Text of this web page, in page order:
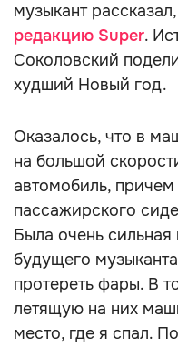
музыкант рассказал,
редакцию Super.
Соколовский
худший Новый год.
Оказалось, что в
на большой
автомобиль,
пассажирского
Была очень
будущего
протереть фары. В
летящую на них
место, где я спал.